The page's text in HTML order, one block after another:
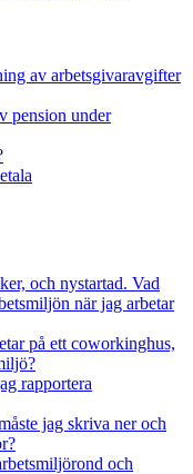
av arbetsgivaravgifter
pension under
och nystartad. Vad
när jag arbetar
på ett coworkinghus,
rapportera
jag skriva ner och
och